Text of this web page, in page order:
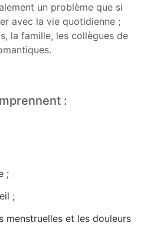
un problème que si
avec la vie quotidienne ;
la famille, les collègues de
:
;
;
menstruelles et les douleurs